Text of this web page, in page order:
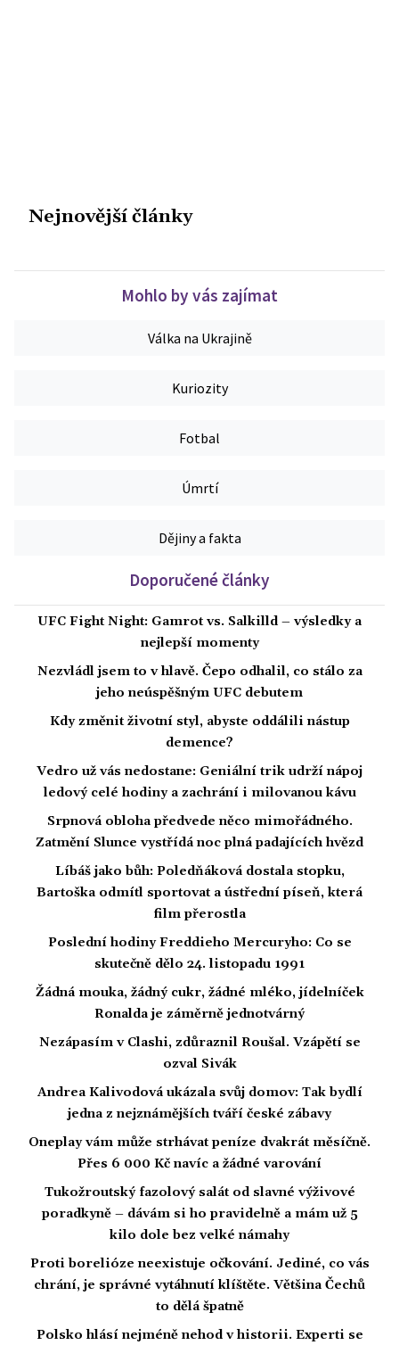
Nejnovější články
Mohlo by vás zajímat
Válka na Ukrajině
Kuriozity
Fotbal
Úmrtí
Dějiny a fakta
Doporučené články
UFC Fight Night: Gamrot vs. Salkilld – výsledky a
nejlepší momenty
Nezvládl jsem to v hlavě. Čepo odhalil, co stálo za
jeho neúspěšným UFC debutem
Kdy změnit životní styl, abyste oddálili nástup
demence?
Vedro už vás nedostane: Geniální trik udrží nápoj
ledový celé hodiny a zachrání i milovanou kávu
Srpnová obloha předvede něco mimořádného.
Zatmění Slunce vystřídá noc plná padajících hvězd
Líbáš jako bůh: Poledňáková dostala stopku,
Bartoška odmítl sportovat a ústřední píseň, která
film přerostla
Poslední hodiny Freddieho Mercuryho: Co se
skutečně dělo 24. listopadu 1991
Žádná mouka, žádný cukr, žádné mléko, jídelníček
Ronalda je záměrně jednotvárný
Nezápasím v Clashi, zdůraznil Roušal. Vzápětí se
ozval Sivák
Andrea Kalivodová ukázala svůj domov: Tak bydlí
jedna z nejznámějších tváří české zábavy
Oneplay vám může strhávat peníze dvakrát měsíčně.
Přes 6 000 Kč navíc a žádné varování
Tukožroutský fazolový salát od slavné výživové
poradkyně – dávám si ho pravidelně a mám už 5
kilo dole bez velké námahy
Proti borelióze neexistuje očkování. Jediné, co vás
chrání, je správné vytáhnutí klíštěte. Většina Čechů
to dělá špatně
Polsko hlásí nejméně nehod v historii. Experti se